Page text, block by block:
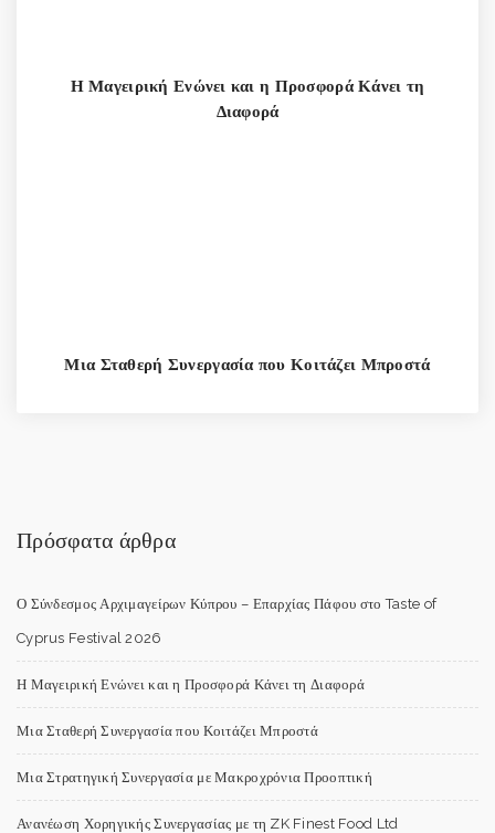
Η Μαγειρική Ενώνει και η Προσφορά Κάνει τη
Διαφορά
Μια Σταθερή Συνεργασία που Κοιτάζει Μπροστά
Πρόσφατα άρθρα
Ο Σύνδεσμος Αρχιμαγείρων Κύπρου – Επαρχίας Πάφου στο Taste of
Cyprus Festival 2026
Η Μαγειρική Ενώνει και η Προσφορά Κάνει τη Διαφορά
Μια Σταθερή Συνεργασία που Κοιτάζει Μπροστά
Μια Στρατηγική Συνεργασία με Μακροχρόνια Προοπτική
Ανανέωση Χορηγικής Συνεργασίας με τη ZK Finest Food Ltd